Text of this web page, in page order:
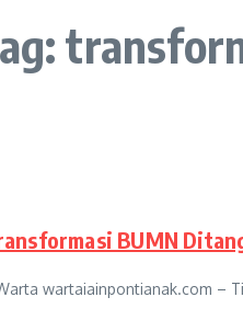
BUMN
wartaiainpontianak.com –